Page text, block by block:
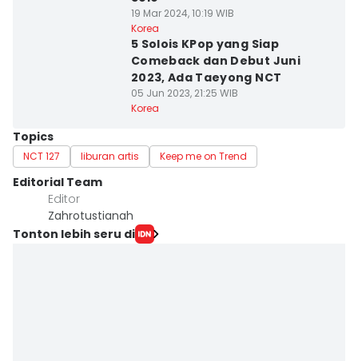
19 Mar 2024, 10:19 WIB
Korea
5 Solois KPop yang Siap
Comeback dan Debut Juni
2023, Ada Taeyong NCT
05 Jun 2023, 21:25 WIB
Korea
Topics
NCT 127 liburan artis Keep me on Trend
Editorial Team
Editor
Zahrotustianah
Tonton lebih seru di